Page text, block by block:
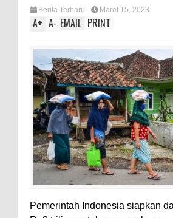
Berita Terbaru Maret 15, 2023
A+ A- EMAIL PRINT
Pemerintah Indonesia siapkan